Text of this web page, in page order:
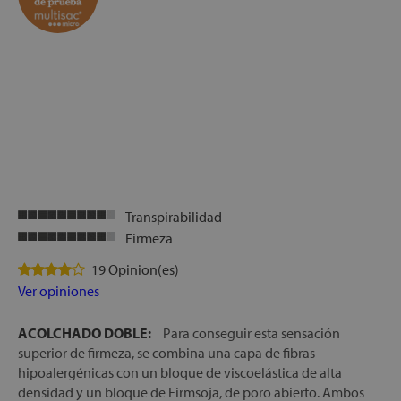
Transpirabilidad
Firmeza
19 Opinion(es)
Ver opiniones
ACOLCHADO DOBLE:
Para conseguir esta sensación
superior de firmeza, se combina una capa de fibras
hipoalergénicas con un bloque de viscoelástica de alta
densidad y un bloque de Firmsoja, de poro abierto. Ambos